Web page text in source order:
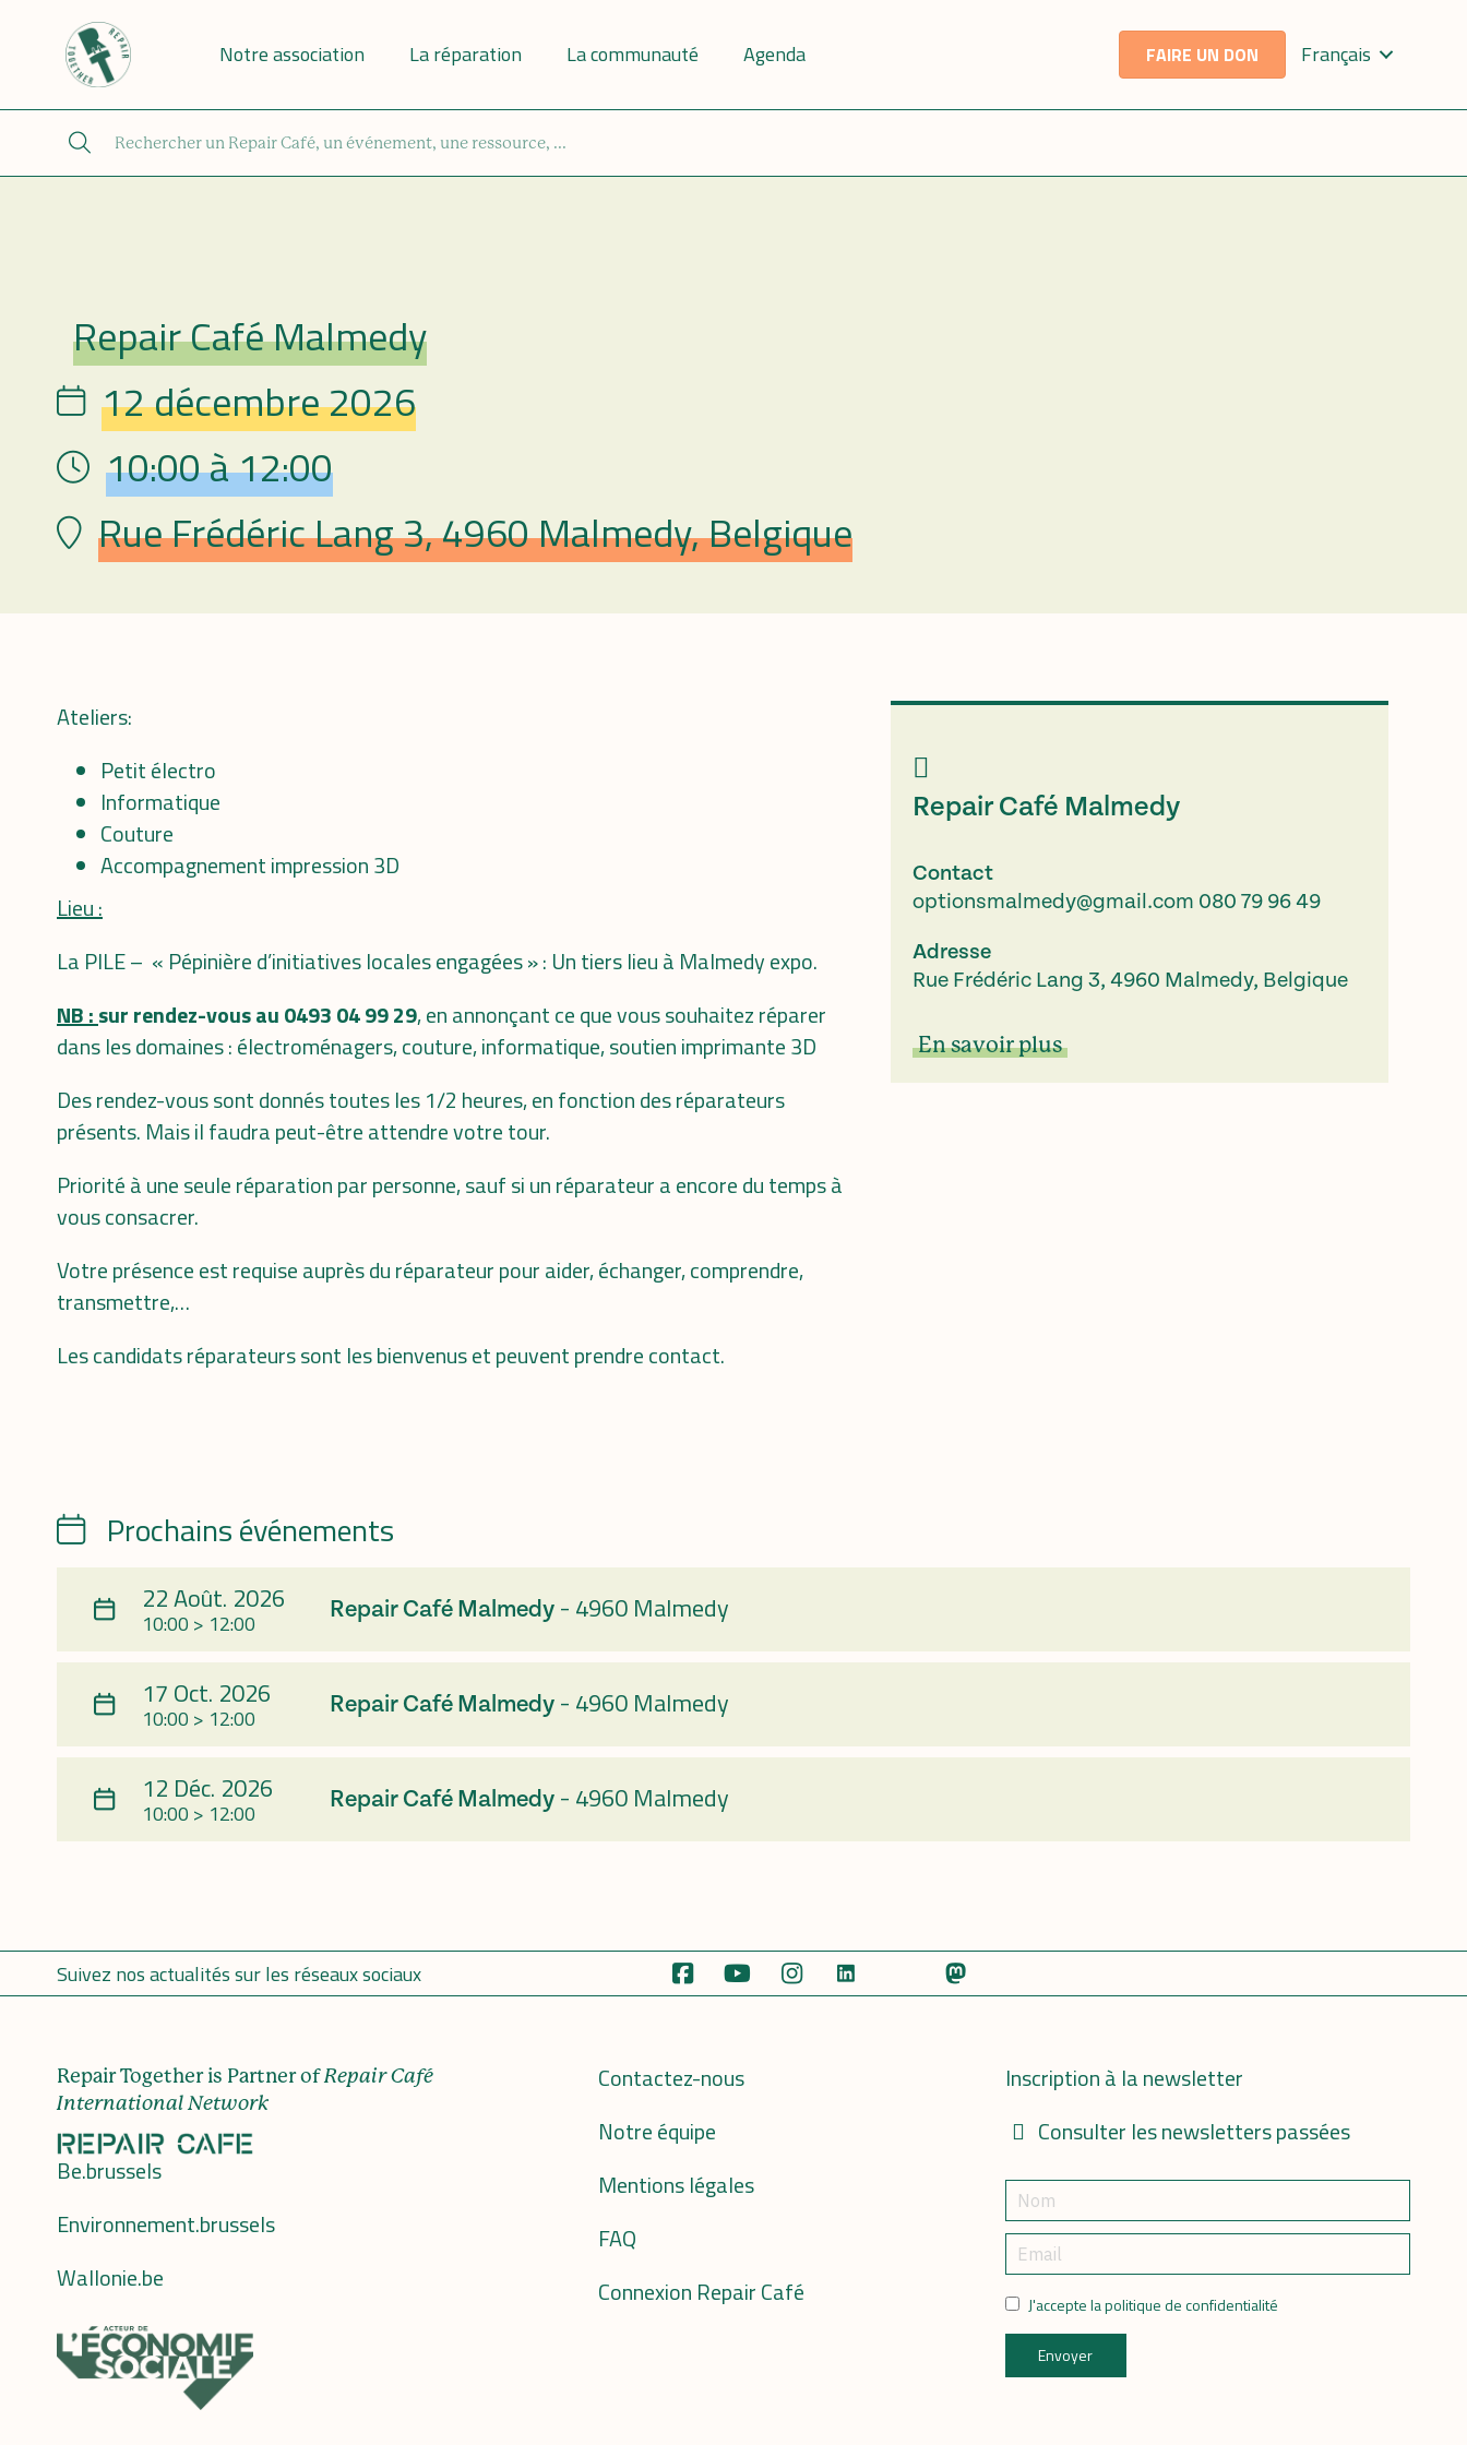
Notre association La réparation La communauté Agenda FAIRE UN DON Français
Repair Café
Repair Café Malmedy
Date 12 décembre 2026
Hour 10:00 à 12:00
Lieu Rue Frédéric Lang 3, 4960 Malmedy, Belgique
Ateliers:
Petit électro
Informatique
Couture
Accompagnement impression 3D
Lieu :
La PILE – « Pépinière d’initiatives locales engagées » : Un tiers lieu à Malmedy expo.
NB :sur rendez-vous au 0493 04 99 29, en annonçant ce que vous souhaitez réparer
dans les domaines : électroménagers, couture, informatique, soutien imprimante 3D
Des rendez-vous sont donnés toutes les 1/2 heures, en fonction des réparateurs
présents. Mais il faudra peut-être attendre votre tour.
Priorité à une seule réparation par personne, sauf si un réparateur a encore du temps à
vous consacrer.
Votre présence est requise auprès du réparateur pour aider, échanger, comprendre,
transmettre,…
Les candidats réparateurs sont les bienvenus et peuvent prendre contact.
Repair Café Malmedy
Contact
optionsmalmedy@gmail.com 080 79 96 49
Adresse
Rue Frédéric Lang 3, 4960 Malmedy, Belgique
En savoir plus
CalendrierProchains événements
22 Août. 2026
10:00 > 12:00 Repair Café Malmedy - 4960 Malmedy
17 Oct. 2026
10:00 > 12:00 Repair Café Malmedy - 4960 Malmedy
12 Déc. 2026
10:00 > 12:00 Repair Café Malmedy - 4960 Malmedy
Suivez nos actualités sur les réseaux sociaux
Repair Together is Partner ofRepair Café
International Network
Be.brussels
Environnement.brussels
Wallonie.be
Contactez-nous
Notre équipe
Mentions légales
FAQ
Connexion Repair Café
Inscription à la newsletter
Consulter les newsletters passées
J'accepte la politique de confidentialité
Envoyer